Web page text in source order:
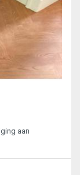
aan